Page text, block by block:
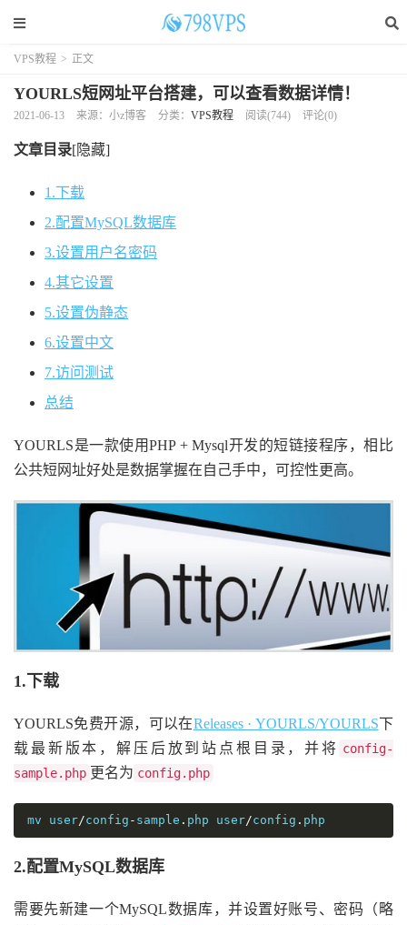
VPS教程 > 正文
YOURLS短网址平台搭建，可以查看数据详情！
2021-06-13 来源：小z博客 分类： VPS教程 阅读(744) 评论(0)
文章目录[隐藏]
1.下载
2.配置MySQL数据库
3.设置用户名密码
4.其它设置
5.设置伪静态
6.设置中文
7.访问测试
总结
YOURLS是一款使用PHP + Mysql开发的短链接程序，相比
公共短网址好处是数据掌握在自己手中，可控性更高。
1.下载
YOURLS免费开源，可以在Releases · YOURLS/YOURLS下
载最新版本，解压后放到站点根目录，并将 config-
sample.php 更名为 config.php
mv user/config - sample . php user/config . php
2.配置MySQL数据库
需要先新建一个MySQL数据库，并设置好账号、密码（略